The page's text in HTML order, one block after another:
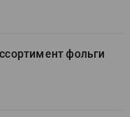
фольги